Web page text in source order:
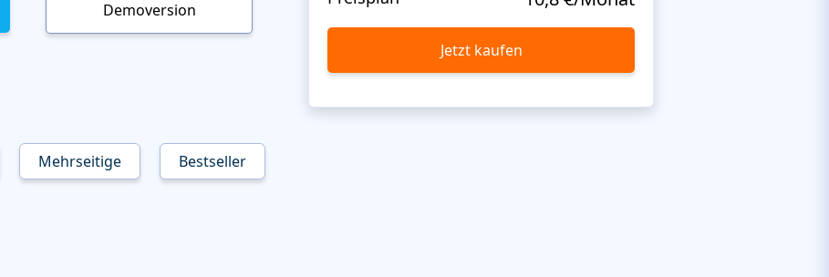
Demoversion
Mehrseitige Bestseller
Jetzt kaufen